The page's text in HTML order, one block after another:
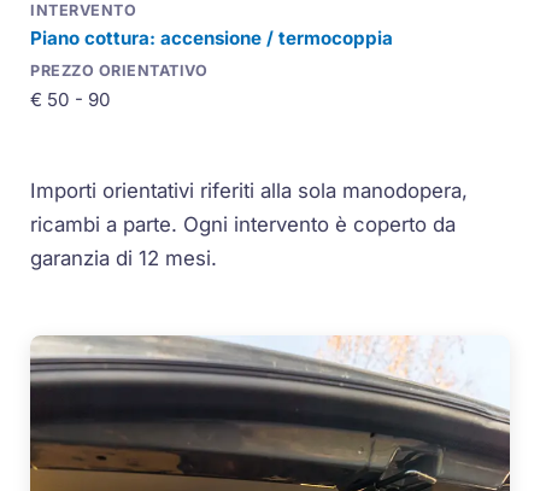
Piano cottura: accensione / termocoppia
€ 50 - 90
Importi orientativi riferiti alla sola manodopera,
ricambi a parte. Ogni intervento è coperto da
garanzia di 12 mesi.